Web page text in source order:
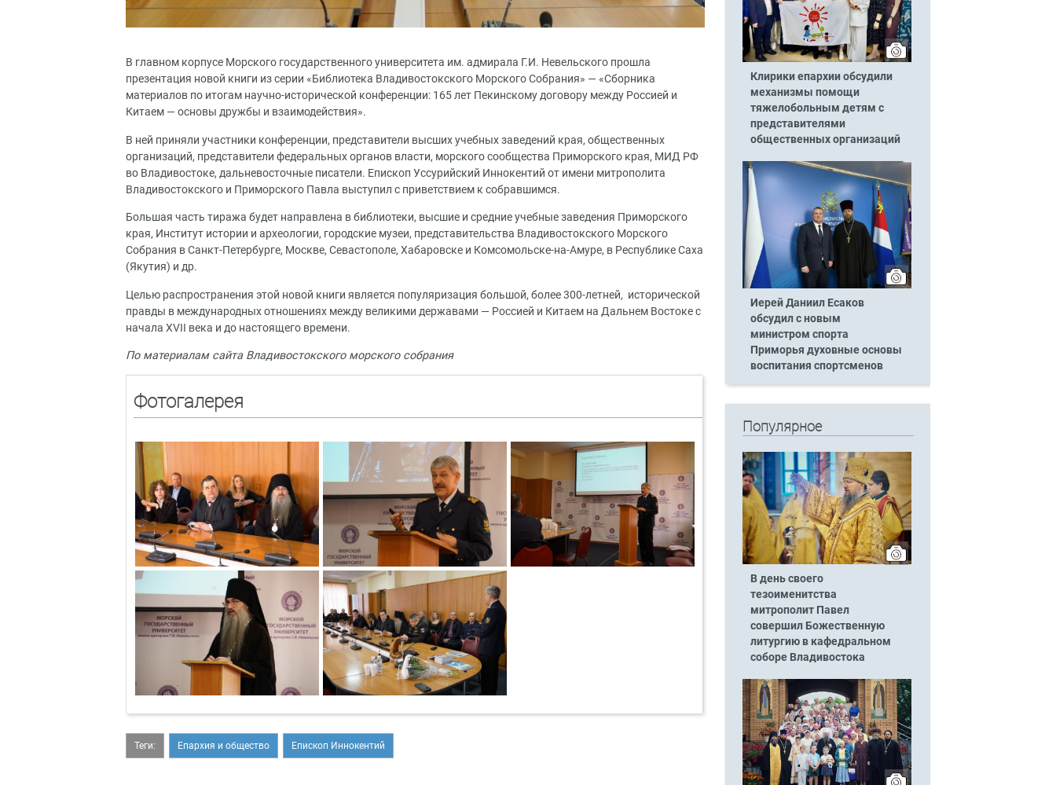
В главном корпусе Морского государственного университета им. адмирала Г.И. Невельского прошла
презентация новой книги из серии «Библиотека Владивостокского Морского Собрания» — «Сборника
материалов по итогам научно-исторической конференции: 165 лет Пекинскому договору между Россией и
Китаем — основы дружбы и взаимодействия».
В ней приняли участники конференции, представители высших учебных заведений края, общественных
организаций, представители федеральных органов власти, морского сообщества Приморского края, МИД РФ
во Владивостоке, дальневосточные писатели. Епископ Уссурийский Иннокентий от имени митрополита
Владивостокского и Приморского Павла выступил с приветствием к собравшимся.
Большая часть тиража будет направлена в библиотеки, высшие и средние учебные заведения Приморского
края, Институт истории и археологии, городские музеи, представительства Владивостокского Морского
Собрания в Санкт-Петербурге, Москве, Севастополе, Хабаровске и Комсомольске-на-Амуре, в Республике Саха
(Якутия) и др.
Целью распространения этой новой книги является популяризация большой, более 300-летней, исторической
правды в международных отношениях между великими державами — Россией и Китаем на Дальнем Востоке с
начала XVII века и до настоящего времени.
По материалам сайта Владивостокского морского собрания
Фотогалерея
Теги: Епархия и общество Епископ Иннокентий
Клирики епархии обсудили
механизмы помощи
тяжелобольным детям с
представителями
общественных организаций
Иерей Даниил Есаков
обсудил с новым
министром спорта
Приморья духовные основы
воспитания спортсменов
Популярное
В день своего
тезоименитства
митрополит Павел
совершил Божественную
литургию в кафедральном
соборе Владивостока